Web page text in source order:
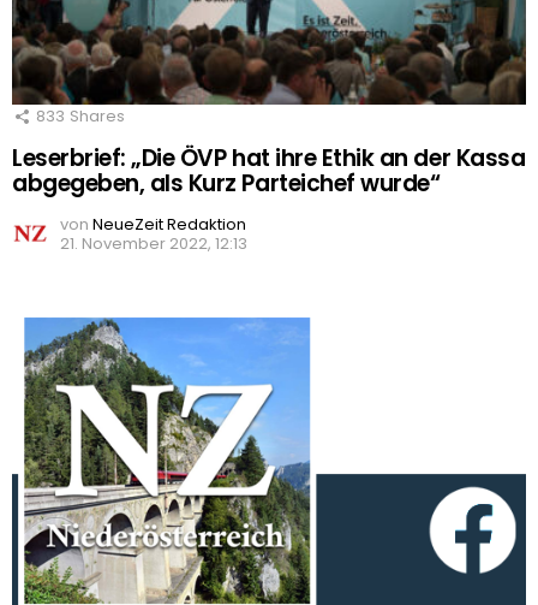
833 Shares
Leserbrief: „Die ÖVP hat ihre Ethik an der Kassa
abgegeben, als Kurz Parteichef wurde“
von NeueZeit Redaktion
21. November 2022, 12:13